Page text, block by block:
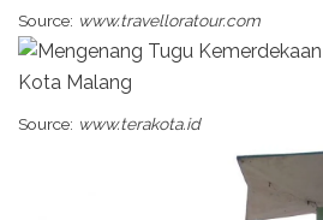
Source: www.travelloratour.com
Source: www.terakota.id